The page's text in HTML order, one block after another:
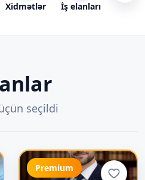
Xidmətlər İş elanları Alış-
seçildi
Premium